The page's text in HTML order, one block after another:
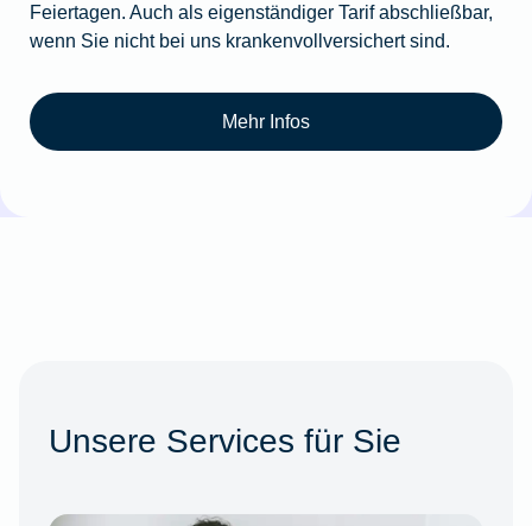
Feiertagen. Auch als eigenständiger Tarif abschließbar,
wenn Sie nicht bei uns krankenvollversichert sind.
Mehr Infos
Unsere Services für Sie